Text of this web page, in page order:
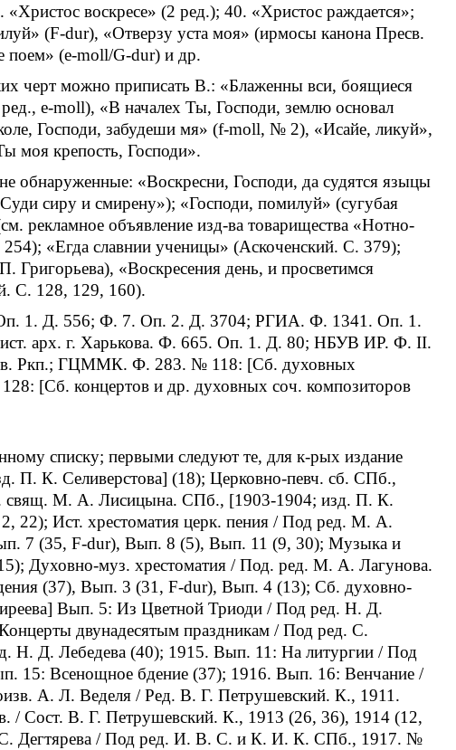
воскресе» (2 ред.); 40. «Христос раждается»;
(F-dur), «Отверзу уста моя» (ирмосы канона Пресв.
(e-moll/G-dur) и др.
черт можно приписать В.: «Блаженны вси, боящиеся
e-moll), «В началех Ты, Господи, землю основал
Господи, забудеши мя» (f-moll, № 2), «Исайе, ликуй»,
моя крепость, Господи».
обнаруженные: «Воскресни, Господи, да судятся языцы
сиру и смирену»); «Господи, помилуй» (сугубая
рекламное объявление изд-ва товарищества «Нотно-
«Егда славнии ученицы» (Аскоченский. С. 379);
«Воскресения день, и просветимся
С. 128, 129, 160).
1. Д. 556; Ф. 7. Оп. 2. Д. 3704; РГИА. Ф. 1341. Оп. 1.
арх. г. Харькова. Ф. 665. Оп. 1. Д. 80; НБУВ ИР. Ф. II.
Ркп.; ГЦММК. Ф. 283. № 118: [Сб. духовных
[Сб. концертов и др. духовных соч. композиторов
списку; первыми следуют те, для к-рых издание
П. К. Селиверстова] (18); Церковно-певч. сб. СПб.,
свящ. М. А. Лисицына. СПб., [1903-1904; изд. П. К.
22); Ист. хрестоматия церк. пения / Под ред. М. А.
7 (35, F-dur), Вып. 8 (5), Вып. 11 (9, 30); Музыка и
Духовно-муз. хрестоматия / Под. ред. М. А. Лагунова.
(37), Вып. 3 (31, F-dur), Вып. 4 (13); Сб. духовно-
Вып. 5: Из Цветной Триоди / Под ред. Н. Д.
двунадесятым праздникам / Под ред. С.
Н. Д. Лебедева (40); 1915. Вып. 11: На литургии / Под
15: Всенощное бдение (37); 1916. Вып. 16: Венчание /
А. Л. Веделя / Ред. В. Г. Петрушевский. К., 1911.
Сост. В. Г. Петрушевский. К., 1913 (26, 36), 1914 (12,
Дегтярева / Под ред. И. В. С. и К. И. К. СПб., 1917. №